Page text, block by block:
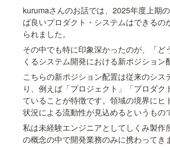
kurumaさんのお話では、2025年度上期
ば良いプロダクト・システムはできる
られました。
その中でも特に印象深かったのが、「
くるシステム開発における新ポジション
こちらの新ポジション配置は従来のシ
り、例えば「プロジェクト」「プロダ
ていることが特徴です。領域の境界に
状況による流動性が見込めるというもの
私は未経験エンジニアとしてしくみ製作
の概念の中で開発業務のみに携わって